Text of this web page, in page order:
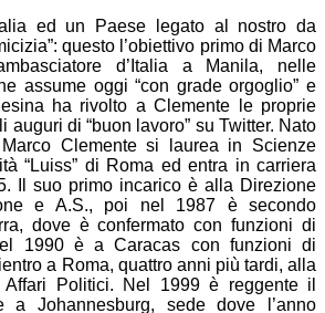
ed un Paese legato al nostro da
questo l’obiettivo primo di Marco
d’Italia a Manila, nelle
assume oggi “con grade orgoglio” e
ha rivolto a Clemente le proprie
auguri di “buon lavoro” su Twitter. Nato
Clemente si laurea in Scienze
“Luiss” di Roma ed entra in carriera
Il suo primo incarico è alla Direzione
e A.S., poi nel 1987 è secondo
dove è confermato con funzioni di
1990 è a Caracas con funzioni di
a Roma, quattro anni più tardi, alla
Affari Politici. Nel 1999 è reggente il
a Johannesburg, sede dove l’anno